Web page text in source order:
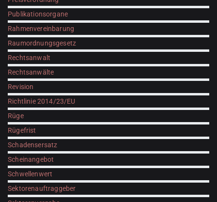
Publikationsorgane
Rahmenvereinbarung
Raumordnungsgesetz
Rechtsanwalt
Rechtsanwälte
Revision
Richtlinie 2014/23/EU
Rüge
Rügefrist
Schadensersatz
Scheinangebot
Schwellenwert
Sektorenauftraggeber